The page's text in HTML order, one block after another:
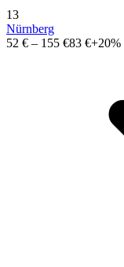
13
Nürnberg
52 € – 155 €83 €+20%